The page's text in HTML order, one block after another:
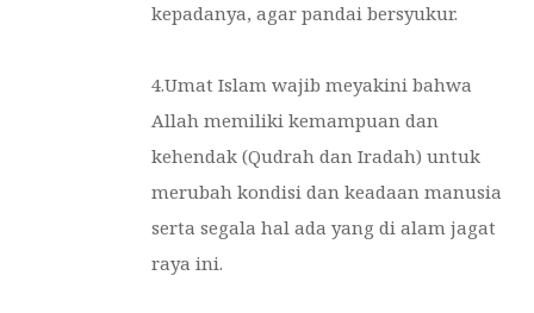
kepadanya, agar pandai bersyukur.
4.Umat Islam wajib meyakini bahwa
Allah memiliki kemampuan dan
kehendak (Qudrah dan Iradah) untuk
merubah kondisi dan keadaan manusia
serta segala hal ada yang di alam jagat
raya ini.